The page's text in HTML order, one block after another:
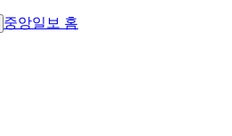
중앙일보 홈